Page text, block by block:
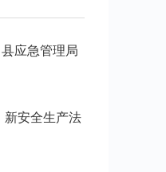
应急管理局
新安全生产法